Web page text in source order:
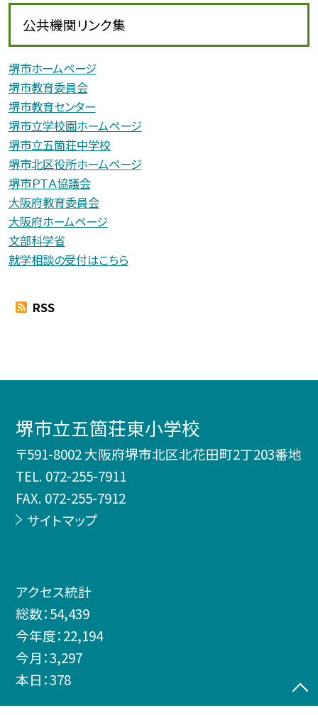
公共機関リンク集
堺市ホームページ
堺市教育委員会
堺市教育センター
堺市立学校園ホームページ
堺市立五箇荘中学校
堺市北区役所ホームページ
堺市ＰＴＡ協議会
大阪府教育委員会
大阪府ホームページ
文部科学省
就学相談の受付はこちら
RSS
堺市立五箇荘東小学校
〒591-8002 大阪府堺市北区北花田町2丁203番地
TEL. 072-255-7911
FAX. 072-255-7912
サイトマップ
アクセス統計
総数：54,439
今年度：22,194
今月：3,297
本日：378